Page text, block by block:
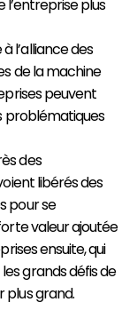
l’entreprise plus
à l’alliance des
de la machine
peuvent
problématiques
des
libérésdes
pour se
valeurajoutée
ensuite, qui
grandsdéfisde
plus grand.